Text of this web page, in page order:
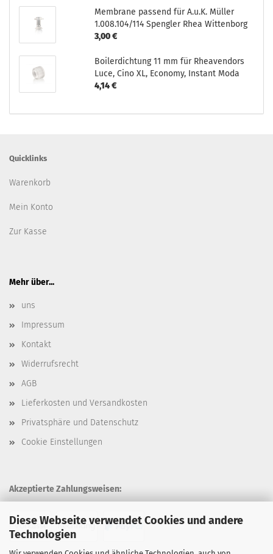
Diese Webseite verwendet Cookies und andere
Technologien
Membrane passend für A.u.K. Müller
1.008.104/114 Spengler Rhea Wittenborg
3,00 €
Boilerdichtung 11 mm für Rheavendors
Luce, Cino XL, Economy, Instant Moda
4,14 €
Quicklinks
Warenkorb
Mein Konto
Zur Kasse
Mehr über...
uns
Impressum
Kontakt
Widerrufsrecht
AGB
Lieferkosten und Versandkosten
Privatsphäre und Datenschutz
Cookie Einstellungen
Akzeptierte Zahlungsweisen: